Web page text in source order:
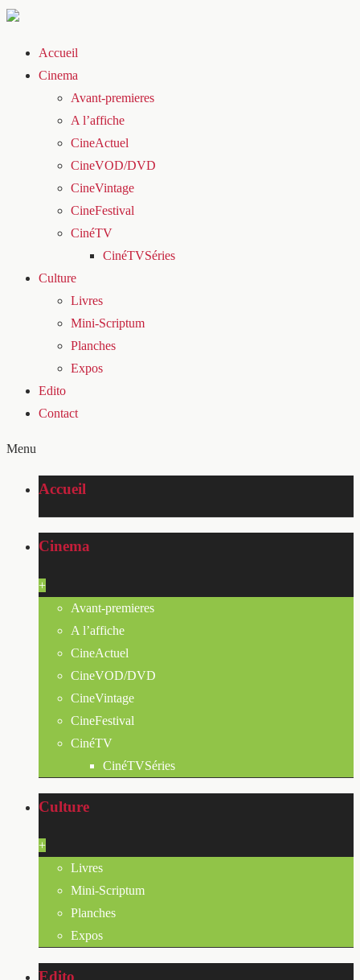
Accueil
Cinema
Avant-premieres
A l’affiche
CineActuel
CineVOD/DVD
CineVintage
CineFestival
CinéTV
CinéTVSéries
Culture
Livres
Mini-Scriptum
Planches
Expos
Edito
Contact
Menu
Accueil
Cinema
+
Avant-premieres
A l’affiche
CineActuel
CineVOD/DVD
CineVintage
CineFestival
CinéTV
CinéTVSéries
Culture
+
Livres
Mini-Scriptum
Planches
Expos
Edito